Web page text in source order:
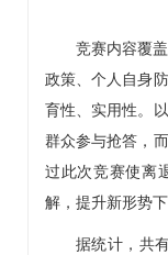
竞赛内容覆
政策、个人自身
育性、实用性。
群众参与抢答，
过此次竞赛使离
解，提升新形势
据统计，共